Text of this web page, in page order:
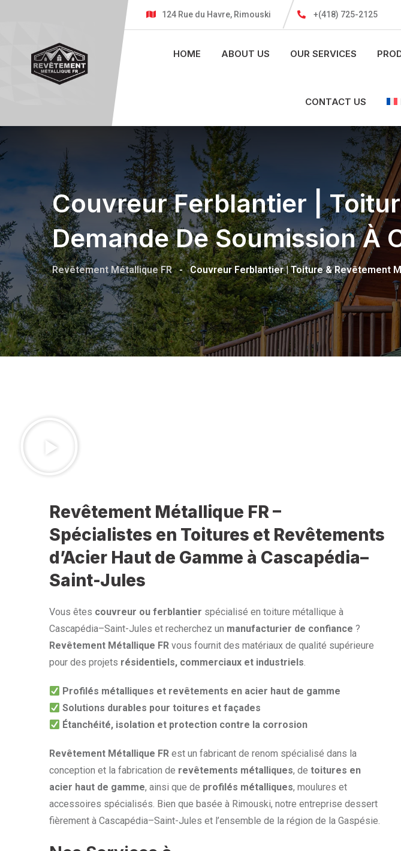
124 Rue du Havre, Rimouski +(418) 725-2125
HOME ABOUT US OUR SERVICES
CONTACT US
Couvreur Ferblantier |
Demande De Soumission À
Revêtement Métallique FR - Couvreur Ferblantier | Toiture & Revêtement
Revêtement Métallique FR –
Spécialistes en Toitures et Revêtements
d’Acier Haut de Gamme à Cascapédia–
Saint-Jules
Vous êtes couvreur ou ferblantier spécialisé en toiture métallique à
Cascapédia–Saint-Jules et recherchez un manufacturier de confiance ?
Revêtement Métallique FR vous fournit des matériaux de qualité supérieure
pour des projets résidentiels, commerciaux et industriels.
Profilés métalliques et revêtements en acier haut de gamme
Solutions durables pour toitures et façades
Étanchéité, isolation et protection contre la corrosion
Revêtement Métallique FR est un fabricant de renom spécialisé dans la
conception et la fabrication de revêtements métalliques, de toitures en
acier haut de gamme, ainsi que de profilés métalliques, moulures et
accessoires spécialisés. Bien que basée à Rimouski, notre entreprise dessert
fièrement à Cascapédia–Saint-Jules et l’ensemble de la région de la Gaspésie.